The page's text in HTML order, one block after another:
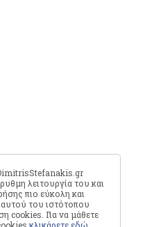
λειτουργία του και
πιο εύκολη και
του ιστότοπου
cookies. Για να μάθετε